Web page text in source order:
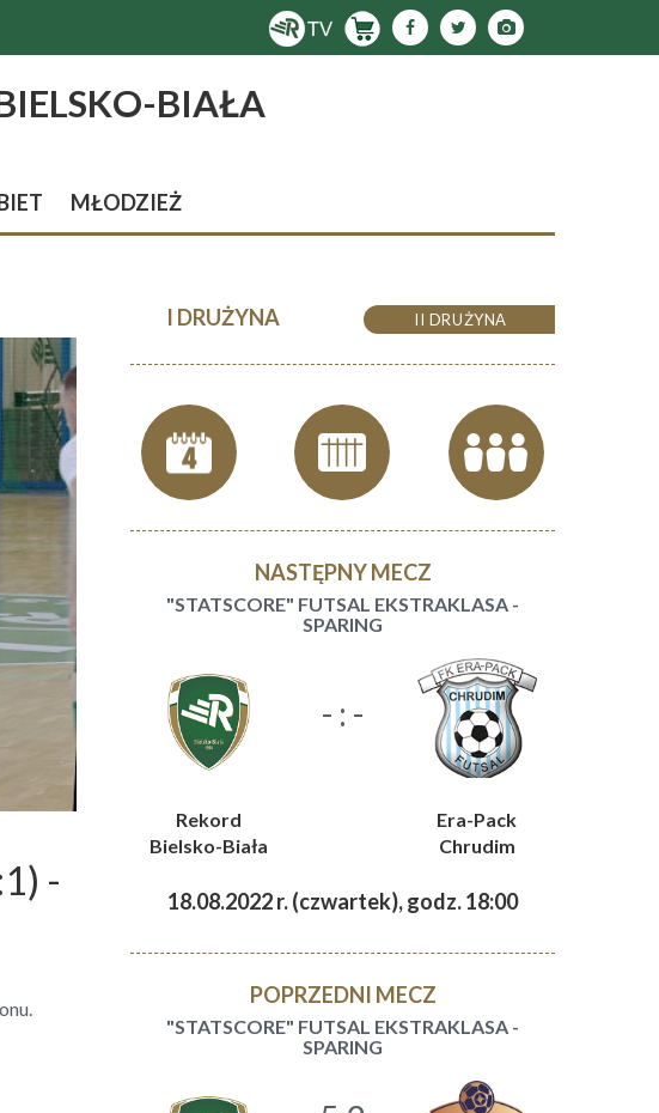
BIAŁA
MŁODZIEŻ
-
I DRUŻYNA II DRUŻYNA
NASTĘPNY MECZ
"STATSCORE" FUTSAL EKSTRAKLASA -
SPARING
- : -
Rekord
Bielsko-Biała
Era-Pack
Chrudim
18.08.2022 r. (czwartek), godz. 18:00
POPRZEDNI MECZ
"STATSCORE" FUTSAL EKSTRAKLASA -
SPARING